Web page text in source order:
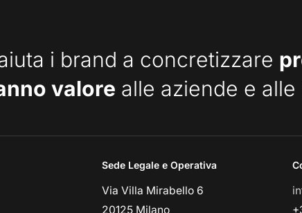
i brand a concretizzare
valore alle aziende e
Sede Legale e Operativa
Via Villa Mirabello 6
20125 Milano